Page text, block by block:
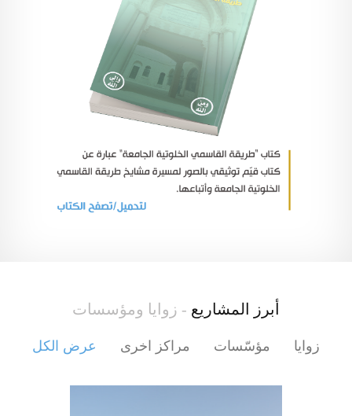
أبرز المشاريع - زوايا ومؤسسات
زوايا مؤسّسات مراكز اخرى عرض الكل